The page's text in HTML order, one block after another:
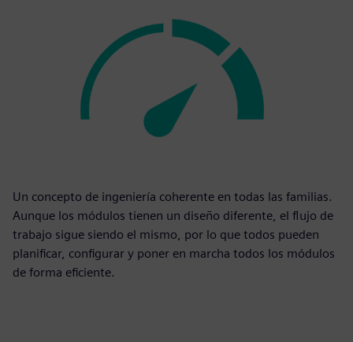
Un concepto de ingeniería coherente en todas las familias.
Aunque los módulos tienen un diseño diferente, el flujo de
trabajo sigue siendo el mismo, por lo que todos pueden
planificar, configurar y poner en marcha todos los módulos
de forma eficiente.